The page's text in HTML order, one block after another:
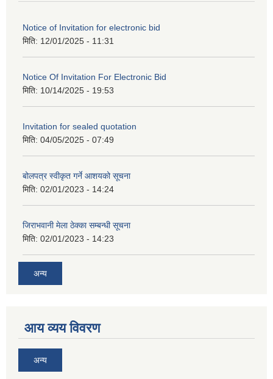
Notice of Invitation for electronic bid
मिति: 12/01/2025 - 11:31
Notice Of Invitation For Electronic Bid
मिति: 10/14/2025 - 19:53
Invitation for sealed quotation
मिति: 04/05/2025 - 07:49
बोलपत्र स्वीकृत गर्ने आशयको सूचना
मिति: 02/01/2023 - 14:24
जिराभवानी मेला ठेक्का सम्बन्धी सूचना
मिति: 02/01/2023 - 14:23
अन्य
आय व्यय विवरण
अन्य